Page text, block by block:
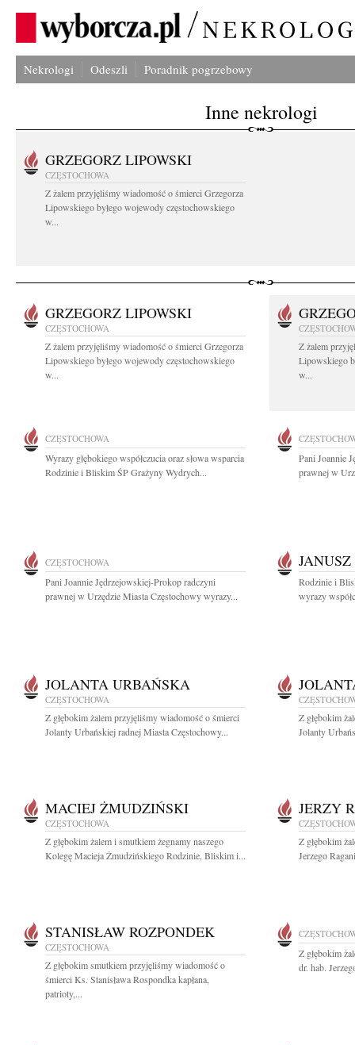
Nekrologi Odeszli Poradnik pogrzebowy
Inne nekrologi
GRZEGORZ LIPOWSKI
CZĘSTOCHOWA
Z żalem przyjęliśmy wiadomość o śmierci Grzegorza
Lipowskiego byłego wojewody częstochowskiego
w...
GRZEGORZ LIPOWSKI
CZĘSTOCHOWA
Z żalem przyjęliśmy wiadomość o śmierci Grzegorza
Lipowskiego byłego wojewody częstochowskiego
w...
Z żalem
Lipowskiego
w...
CZĘSTOCHOWA
Wyrazy głębokiego współczucia oraz słowa wsparcia
Rodzinie i Bliskim ŚP Grażyny Wydrych...
Pani Joannie
prawnej w
CZĘSTOCHOWA
Pani Joannie Jędrzejowskiej-Prokop radczyni
prawnej w Urzędzie Miasta Częstochowy wyrazy...
Rodzinie i
wyrazy
JOLANTA URBAŃSKA
CZĘSTOCHOWA
Z głębokim żalem przyjęliśmy wiadomość o śmierci
Jolanty Urbańskiej radnej Miasta Częstochowy...
Z głębokim
Jolanty
MACIEJ ŻMUDZIŃSKI
CZĘSTOCHOWA
Z głębokim żalem i smutkiem żegnamy naszego
Kolegę Macieja Żmudzińskiego Rodzinie, Bliskim i...
JERZY
Z głębokim
Jerzego
STANISŁAW ROZPONDEK
CZĘSTOCHOWA
Z głębokim smutkiem przyjęliśmy wiadomość o
śmierci Ks. Stanisława Rospondka kapłana,
patrioty,...
Z głębokim
dr. hab.